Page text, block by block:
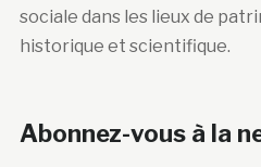
sociale dans les lieux de
historique et scientifique.
Abonnez-vous à la